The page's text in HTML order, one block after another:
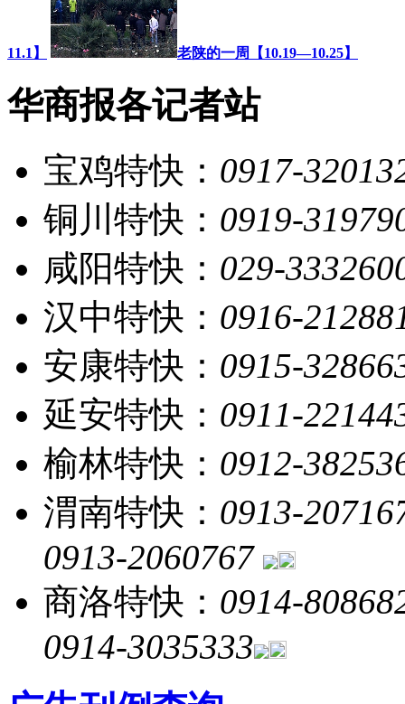
11.1】 老陕的一周【10.19—10.25】
华商报各记者站
宝鸡特快： 0917-
铜川特快： 0919-
咸阳特快： 029-
汉中特快： 0916-
安康特快： 0915-
延安特快： 0911-
榆林特快： 0912-
渭南特快： 0913-
0913-2060767
商洛特快： 0914-
0914-3035333